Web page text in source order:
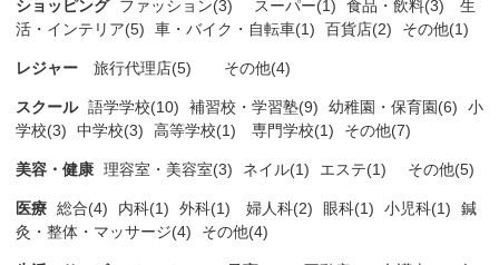
ショッピング ファッション(3) スーパー(1) 食品・飲料(3)
生
活・インテリア(5)
車・バイク・自転車(1) 百貨店(2) その他(1)
レジャー 旅行代理店(5) その他(4)
スクール 語学学校(10) 補習校・学習塾(9) 幼稚園・保育園(6)
小
学校(3)
中学校(3) 高等学校(1) 専門学校(1) その他(7)
美容・健康 理容室・美容室(3) ネイル(1) エステ(1) その他(5)
医療 総合(4) 内科(1) 外科(1) 婦人科(2) 眼科(1) 小児科(1)
鍼
灸・整体・マッサージ(4)
その他(4)